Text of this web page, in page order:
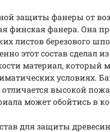
защиты фанеры от
финская фанера. Она
листов березового
этот состав сделал из
материал, который
условиях.
высокой
может обойтись в
для защиты